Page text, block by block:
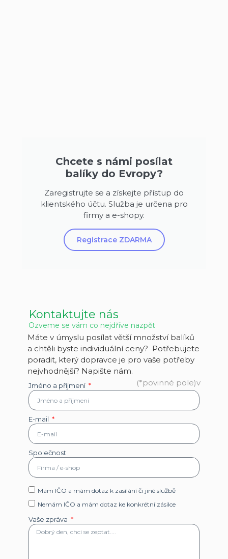
Chcete s námi posílat
balíky do Evropy?
Zaregistrujte se a získejte přístup do
klientského účtu. Služba je určena pro
firmy a e-shopy.
Registrace ZDARMA
Kontaktujte nás
Ozveme se vám co nejdříve nazpět
Máte v úmyslu posílat větší množství balíků
a chtěli byste individuální ceny? Potřebujete
poradit, který dopravce je pro vaše potřeby
nejvhodnější? Napište nám.
(*povinné pole)v
Jméno a příjmení
E-mail
Společnost
Mám IČO a mám dotaz k zasílání či jiné službě
Nemám IČO a mám dotaz ke konkrétní zásilce
Vaše zpráva